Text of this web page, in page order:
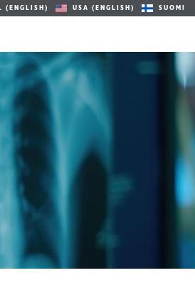
(ENGLISH) USA (ENGLISH) SUOMI